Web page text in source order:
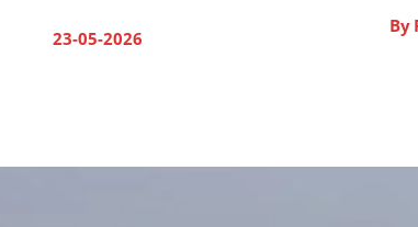
23-05-2026
By